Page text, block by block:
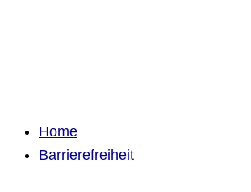
Home
Barrierefreiheit